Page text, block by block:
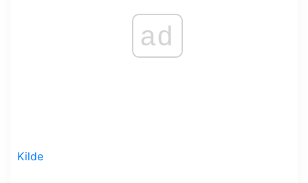
ad
Kilde